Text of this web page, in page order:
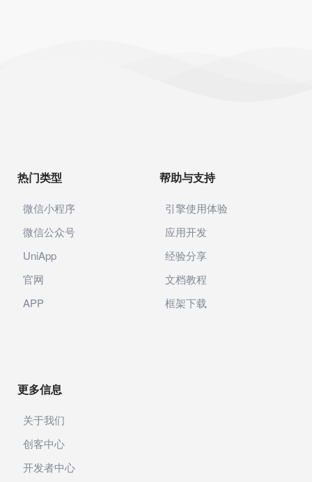
热门类型
微信小程序
微信公众号
UniApp
官网
APP
帮助与支持
引擎使用体验
应用开发
经验分享
文档教程
框架下载
更多信息
关于我们
创客中心
开发者中心